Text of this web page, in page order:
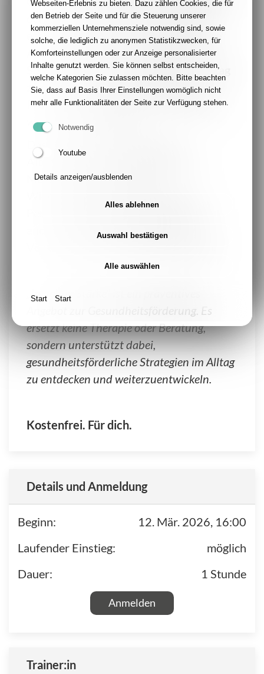
der Gruppe. In moderierten Treffen
erhalten die Teilnehmenden praktische
Anregungen, um mehr Stabilität,
Selbstwirksamkeit und Balance im Alltag
zu entwickeln. Dabei stehen nicht
Probleme im Mittelpunkt, sondern das,
was stärkt und guttut.
Das Angebot ist offen für alle
Altersgruppen und richtet sich an
Menschen, die ihre innere
anderen austauschen möchten.
„In deiner Stärke“ ist ein präventives
Angebot zur Gesundheitsförderung. Es
ersetzt keine Therapie oder Beratung,
sondern unterstützt dabei,
gesundheitsförderliche Strategien im Alltag
zu entdecken und weiterzuentwickeln.
Kostenfrei. Für dich.
Details und Anmeldung
Beginn:
12. Mär. 2026, 16:00
Laufender Einstieg:
möglich
Dauer:
1 Stunde
Anmelden
Trainer:in
Webseiten-Erlebnis zu bieten. Dazu zählen Cookies, die für
den Betrieb der Seite und für die Steuerung unserer
kommerziellen Unternehmensziele notwendig sind, sowie
solche, die lediglich zu anonymen Statistikzwecken, für
Komforteinstellungen oder zur Anzeige personalisierter
Inhalte genutzt werden. Sie können selbst entscheiden,
welche Kategorien Sie zulassen möchten. Bitte beachten
Sie, dass auf Basis Ihrer Einstellungen womöglich nicht
mehr alle Funktionalitäten der Seite zur Verfügung stehen.
Notwendig
Youtube
Details anzeigen/ausblenden
Alles ablehnen
Auswahl bestätigen
Alle auswählen
Start Start